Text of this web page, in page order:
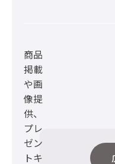
商品
掲載
や画
像提
供、
プレ
ゼン
トキ